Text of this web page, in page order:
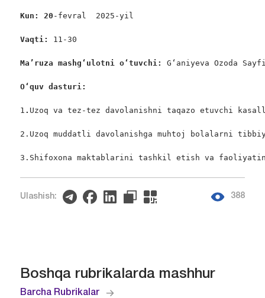
Kun: 20 -fevral  2025-yil
Vaqti: 11-30
Ma’ruza mashgʻulotni oʻtuvchi: G‘aniyeva Ozoda
O‘quv dasturi:
1 . Uzoq va tez-tez davolanishni taqazo etuvchi
2.Uzoq muddatli davolanishga muhtoj bolalarni
3.Shifoxona maktablarini tashkil etish va
Ulashish: 388
Boshqa rubrikalarda mashhur
Barcha Rubrikalar